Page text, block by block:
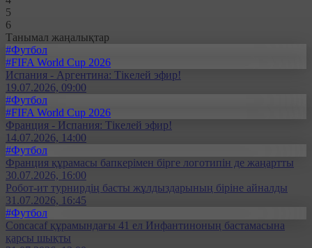
5
6
Танымал жаңалықтар
#Футбол
#FIFA World Cup 2026
Испания - Аргентина: Тікелей эфир!
19.07.2026, 09:00
#Футбол
#FIFA World Cup 2026
Франция - Испания: Тікелей эфир!
14.07.2026, 14:00
#Футбол
Франция құрамасы бапкерімен бірге логотипін де жаңартты
30.07.2026, 16:00
Робот-ит турнирдің басты жұлдыздарының біріне айналды
31.07.2026, 16:45
#Футбол
Concacaf құрамындағы 41 ел Инфантиноның бастамасына
қарсы шықты